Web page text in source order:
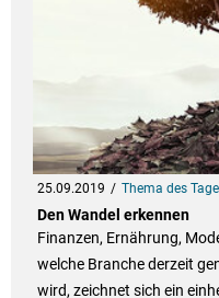
25.09.2019 Thema des
Den Wandel erkennen
Finanzen, Ernährung,
welche Branche derzeit
wird, zeichnet sich ein